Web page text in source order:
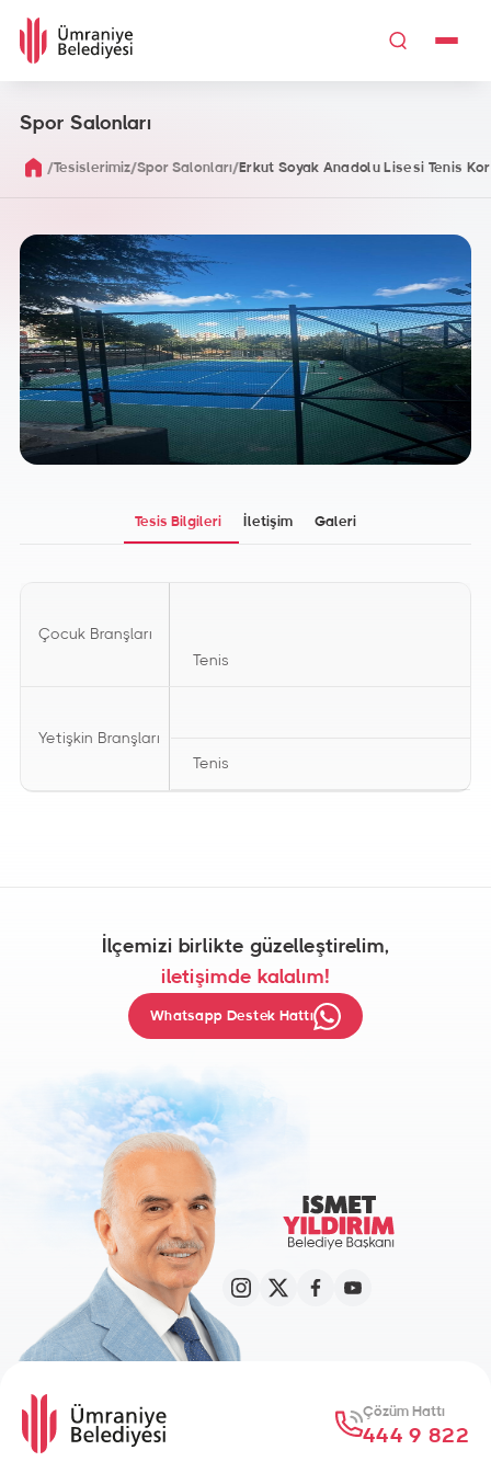
Spor Salonları
/Tesislerimiz/Spor Salonları/Erkut Soyak Anadolu Lisesi Tenis
Tesis Bilgileri İletişim Galeri
Çocuk Branşları
Tenis
Yetişkin Branşları
Tenis
İlçemizi birlikte güzelleştirelim,
iletişimde kalalım!
Whatsapp Destek Hattı
Çözüm Hattı
444 9 822